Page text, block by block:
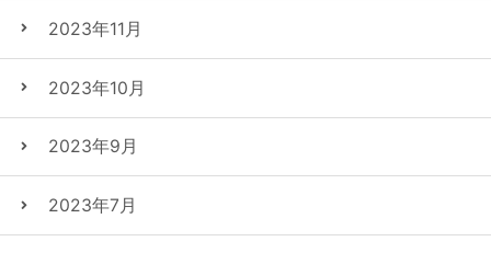
2023年11月
2023年10月
2023年9月
2023年7月